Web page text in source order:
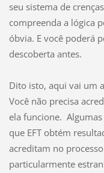
seu sistema de
compreenda a lógica
óbvia. E você poderá
descoberta antes.
Dito isto, aqui vai um
Você não precisa
ela funcione.
que EFT obtém
acreditam no
particularmente